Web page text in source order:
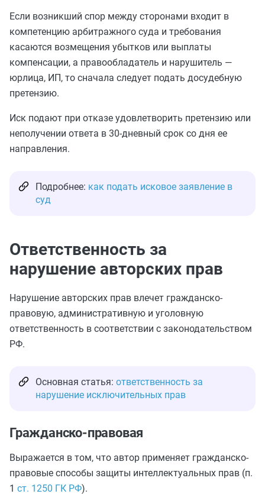
Если возникший спор между сторонами входит в
компетенцию арбитражного суда и требования
касаются возмещения убытков или выплаты
компенсации, а правообладатель и нарушитель —
юрлица, ИП, то сначала следует подать досудебную
претензию.
Иск подают при отказе удовлетворить претензию или
неполучении ответа в 30-дневный срок со дня ее
направления.
Подробнее: как подать исковое заявление в
суд
Ответственность за
нарушение авторских прав
Нарушение авторских прав влечет гражданско-
правовую, административную и уголовную
ответственность в соответствии с законодательством
РФ.
Основная статья: ответственность за
нарушение исключительных прав
Гражданско-правовая
Выражается в том, что автор применяет гражданско-
правовые способы защиты интеллектуальных прав (п.
1 ст. 1250 ГК РФ).